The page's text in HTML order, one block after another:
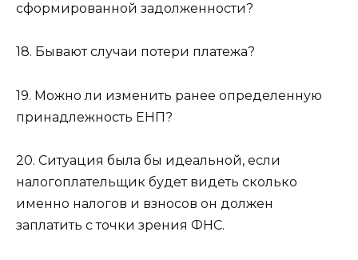
сформированной задолженности?
18. Бывают случаи потери платежа?
19. Можно ли изменить ранее определенную
принадлежность ЕНП?
20. Ситуация была бы идеальной, если
налогоплательщик будет видеть сколько
именно налогов и взносов он должен
заплатить с точки зрения ФНС.